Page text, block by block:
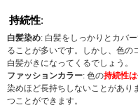
持続性:
白髪染め: 白髪をしっかりとカバ
ることが多いです。しかし、色の
白髪がきになってくるでしょう。
ファッションカラー: 色の持続性
染めほど長持ちしないことがあり
つことができます。